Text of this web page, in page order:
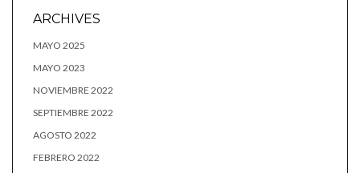
ARCHIVES
MAYO 2025
MAYO 2023
NOVIEMBRE 2022
SEPTIEMBRE 2022
AGOSTO 2022
FEBRERO 2022